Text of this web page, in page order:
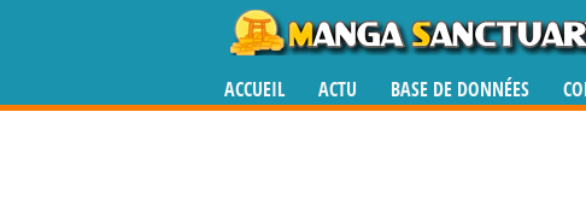
ACCUEIL ACTU BASE DE DONNÉES